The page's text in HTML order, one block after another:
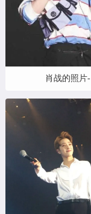
肖战的照片-